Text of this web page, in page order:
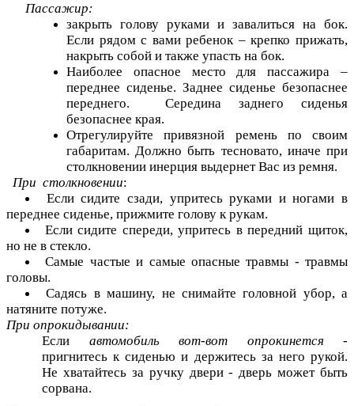
Пассажир:
закрыть голову руками и завалиться на бок.
Если рядом с вами ребенок – крепко прижать,
накрыть собой и также упасть на бок.
Наиболее опасное место для пассажира –
переднее сиденье. Заднее сиденье безопаснее
переднего. Середина заднего сиденья
безопаснее края.
Отрегулируйте привязной ремень по своим
габаритам. Должно быть тесновато, иначе при
столкновении инерция выдернет Вас из ремня.
При столкновении:
Если сидите сзади, упритесь руками и ногами в
переднее сиденье, прижмите голову к рукам.
Если сидите спереди, упритесь в передний щиток,
но не в стекло.
Самые частые и самые опасные травмы - травмы
головы.
Садясь в машину, не снимайте головной убор, а
натяните потуже.
При опрокидывании:
Если автомобиль вот-вот опрокинется -
пригнитесь к сиденью и держитесь за него рукой.
Не хватайтесь за ручку двери - дверь может быть
сорвана.